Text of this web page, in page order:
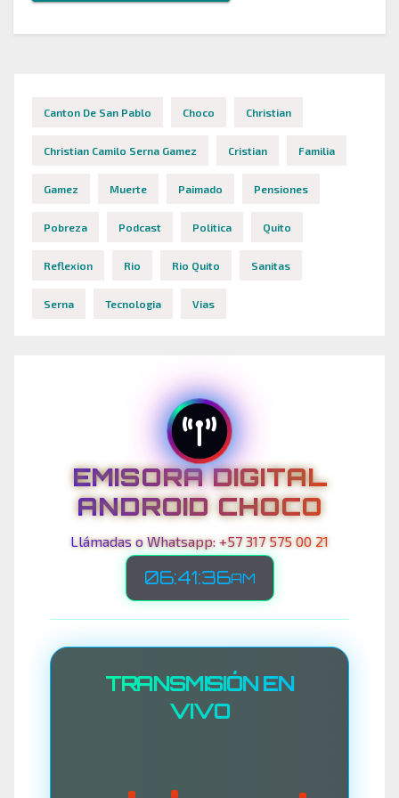
Canton De San Pablo Choco Christian
Christian Camilo Serna Gamez Cristian Familia
Gamez Muerte Paimado Pensiones
Pobreza Podcast Politica Quito
Reflexion Rio Rio Quito Sanitas
Serna Tecnologia Vias
EMISORA DIGITAL
ANDROID CHOCO
Llámadas o Whatsapp: +57 317 575 00 21
06:41:39AM
TRANSMISIÓN EN
VIVO